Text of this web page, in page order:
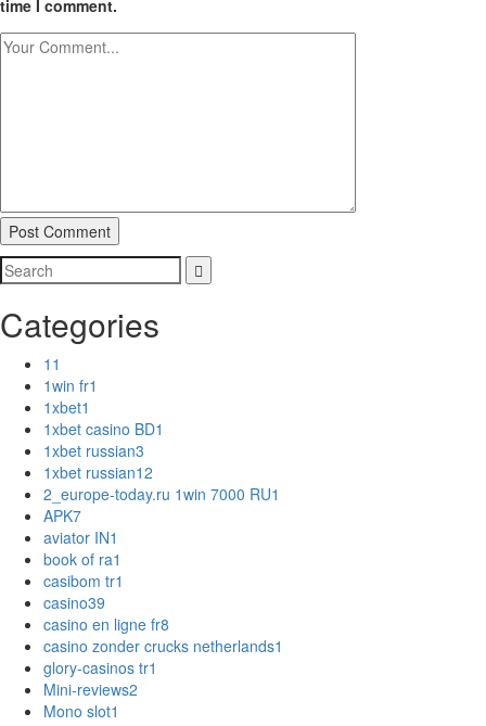
time I comment.
Categories
1 1
1win fr1
1xbet1
1xbet casino BD1
1xbet russian3
1xbet russian12
2_europe-today.ru 1win 7000 RU1
APK7
aviator IN1
book of ra1
casibom tr1
casino39
casino en ligne fr8
casino zonder crucks netherlands1
glory-casinos tr1
Mini-reviews2
Mono slot1